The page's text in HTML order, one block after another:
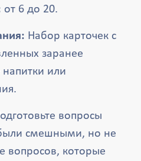
от 6 до 20.
Набор карточек с
заранее
или
вопросы
смешными, но не
вопросов, которые